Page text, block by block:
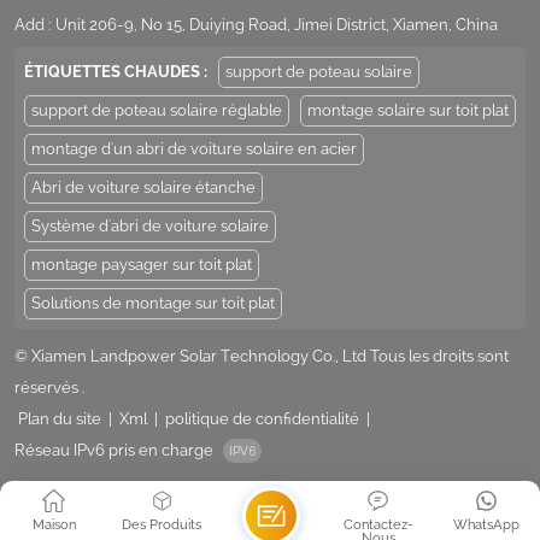
Add : Unit 206-9, No 15, Duiying Road, Jimei District, Xiamen, China
ÉTIQUETTES CHAUDES : support de poteau solaire
support de poteau solaire réglable montage solaire sur toit plat
montage d'un abri de voiture solaire en acier
Abri de voiture solaire étanche
Système d'abri de voiture solaire
montage paysager sur toit plat
Solutions de montage sur toit plat
© Xiamen Landpower Solar Technology Co., Ltd Tous les droits sont
réservés .
Plan du site
Xml politique de confidentialité
Réseau IPv6 pris en charge
Maison Des Produits WhatsApp
Contactez-